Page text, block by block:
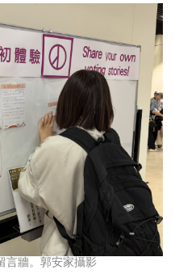
言牆。郭安家攝影